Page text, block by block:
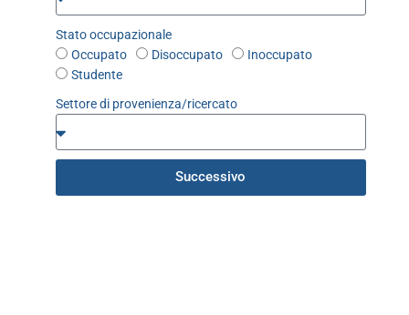
Stato occupazionale
Occupato
Disoccupato
Inoccupato
Studente
Settore di provenienza/ricercato
Successivo